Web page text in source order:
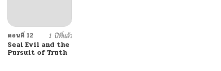
ตอนที่ 12
1 ปีที่แล้ว
Seal Evil and the
Pursuit of Truth